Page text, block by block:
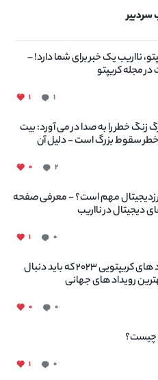
سردبیر
نااریب یک خبر برای شما دارد! –
مجله کریپتو
۱ ۱
زنگ خطر را به صدا در می آورد: بیت
سقوط بزرگ است - دلیل آن
۲ ۰
ارزدیجیتال مهم است؟ - معرفی صفحه
دیجیتال در نااریب
۰ ۱
مهم ترین رویداد های کریپتویی ۲۰۲۳ که باید دنبال
رویداد های جهانی
۰ ۰
چیست؟
۰ ۱